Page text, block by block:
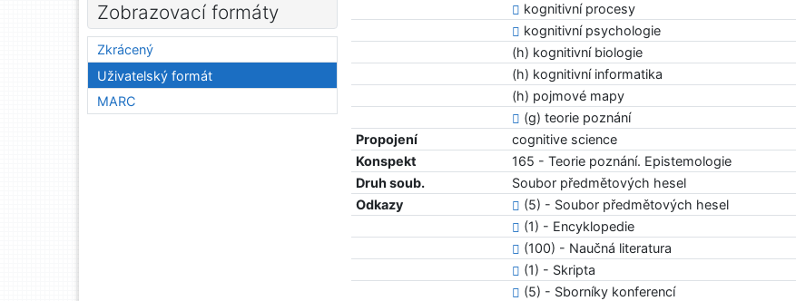
kognitivní procesy
kognitivní psychologie
(h) kognitivní biologie
(h) kognitivní informatika
(h) pojmové mapy
(g) teorie poznání
Propojení
cognitive science
Konspekt
165 - Teorie poznání. Epistemologie
Druh soub.
Soubor předmětových hesel
Odkazy
(5) - Soubor předmětových hesel
(1) - Encyklopedie
(100) - Naučná literatura
(1) - Skripta
(5) - Sborníky konferencí
Zobrazovací formáty
Zkrácený
Uživatelský formát
MARC